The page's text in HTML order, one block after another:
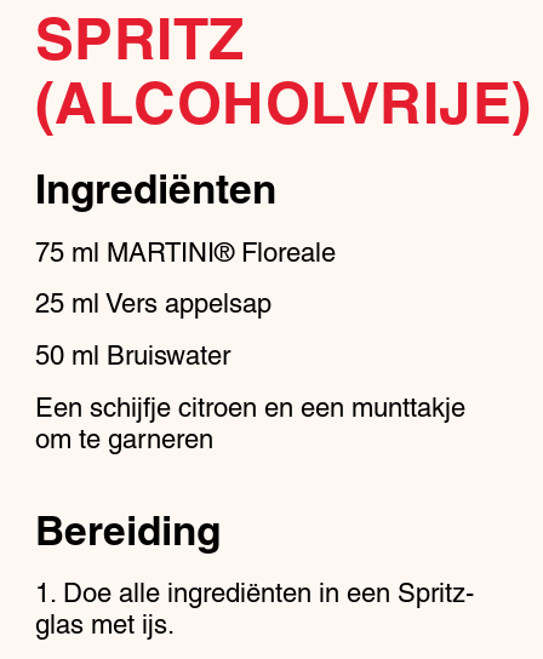
SPRITZ
(ALCOHOLVRIJE)
Ingrediënten
75 ml MARTINI® Floreale
25 ml Vers appelsap
50 ml Bruiswater
Een schijfje citroen en een munttakje
om te garneren
Bereiding
Doe alle ingrediënten in een Spritz-
glas met ijs.